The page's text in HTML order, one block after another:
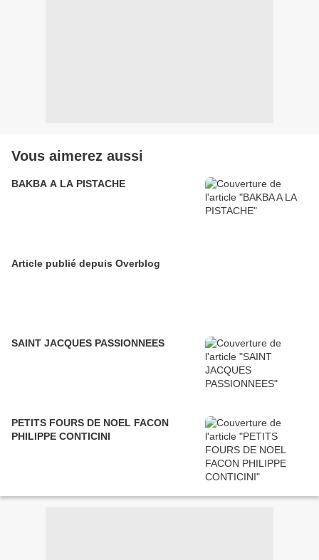
Vous aimerez aussi
BAKBA A LA PISTACHE
Article publié depuis Overblog
SAINT JACQUES PASSIONNEES
PETITS FOURS DE NOEL FACON
PHILIPPE CONTICINI